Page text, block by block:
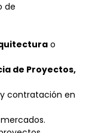
de
o
de Proyectos,
contratación en